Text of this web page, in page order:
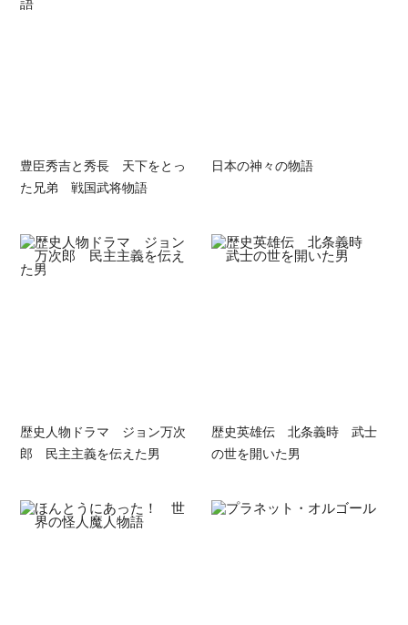
豊臣秀吉と秀長 天下をとっ
た兄弟 戦国武将物語
日本の神々の物語
歴史人物ドラマ ジョン万次
郎 民主主義を伝えた男
歴史英雄伝 北条義時 武士
の世を開いた男